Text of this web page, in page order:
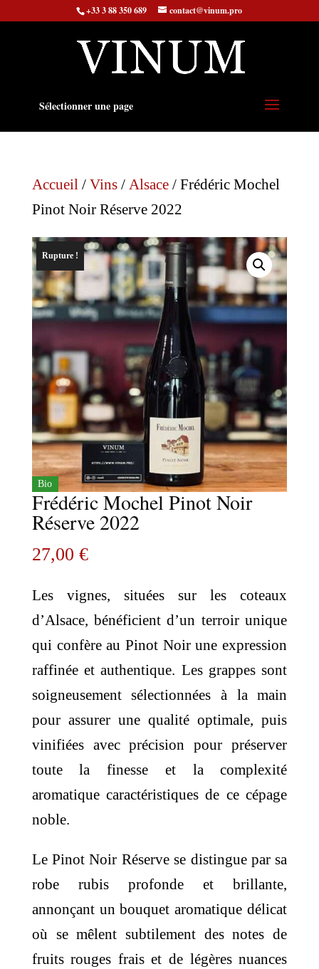
+33 3 88 350 689 contact@vinum.pro
Sélectionner une page
Accueil/ Vins/ Alsace/ Frédéric Mochel
Pinot Noir Réserve 2022
Bio
Rupture !
Frédéric Mochel Pinot Noir
Réserve 2022
27,00 €
Les vignes, situées sur les coteaux
d’Alsace, bénéficient d’un terroir unique
qui confère au Pinot Noir une expression
raffinée et authentique. Les grappes sont
soigneusement sélectionnées à la main
pour assurer une qualité optimale, puis
vinifiées avec précision pour préserver
toute la finesse et la complexité
aromatique caractéristiques de ce cépage
noble.
Le Pinot Noir Réserve se distingue par sa
robe rubis profonde et brillante,
annonçant un bouquet aromatique délicat
où se mêlent subtilement des notes de
fruits rouges frais et de légères nuances